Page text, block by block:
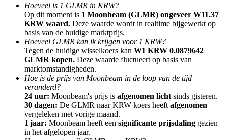
Doorverwijzing
Nodig een vriend uit om contante beloningen te ontvangen
BTC Welcome Rewards
Hoeveel is 1 GLMR in KRW?
Op dit moment is 1 Moonbeam (GLMR) ongeveer ₩11.37
KRW waard. Deze waarde wordt in realtime bijgewerkt op
basis van de huidige marktprijs.
Hoeveel GLMR kan ik krijgen voor 1 KRW?
Tegen de huidige wisselkoers kan ₩1 KRW 0.0879642
GLMR kopen. Deze waarde fluctueert op basis van
marktomstandigheden.
Hoe is de prijs van Moonbeam in de loop van de tijd
veranderd?
24 uur: Moonbeam's prijs is afgenomen licht sinds gisteren.
30 dagen: De GLMR naar KRW koers heeft afgenomen
vergeleken met vorige maand.
1 jaar: Moonbeam heeft een significante prijsdaling gezien
in het afgelopen jaar.